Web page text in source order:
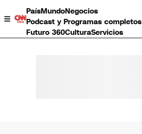
PaísMundoNegocios
Podcast y Programas completos
Futuro 360CulturaServicios